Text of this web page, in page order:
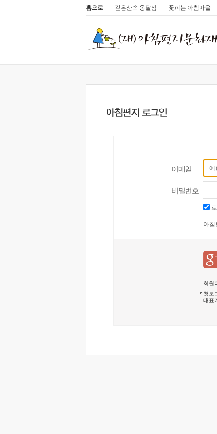
홈으로 깊은산속 옹달샘 꽃피는 아침마을
이메일
비밀번호
아침
회원
첫로
대표